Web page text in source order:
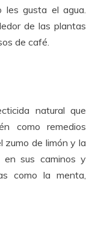
les gusta el agua.
de las plantas
de café.
natural que
como remedios
zumo de limón y la
en sus caminos y
como la menta,